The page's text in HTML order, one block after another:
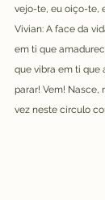
vejo-te, eu oiço-te,
Vivian: A face da
em ti que
que vibra em ti que
parar! Vem! Nasce,
vez neste círculo